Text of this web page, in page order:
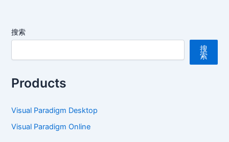
搜索
搜
索
Products
Visual Paradigm Desktop
Visual Paradigm Online